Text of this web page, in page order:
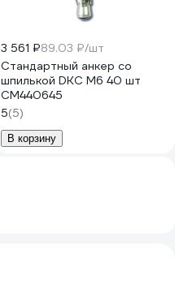
3 561 ₽89.03 ₽/шт
Стандартный анкер со
шпилькой DKC М6 40 шт
CM440645
5(5)
В корзину